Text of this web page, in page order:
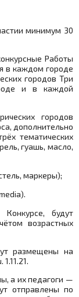
минимум 30
Работы
в каждом городе
городов Три
и в каждой
городов
дополнительно
тематических
гуашь, масло,
маркеры);
будут
возрастных
размещены на
. 1.11.21.
а их педагоги —
отправлены по